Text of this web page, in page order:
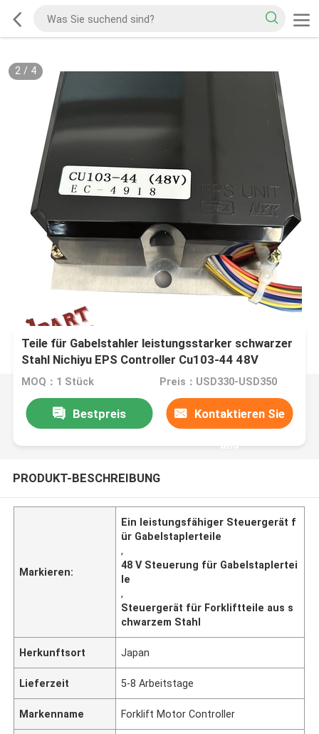
2/ 4
Teile für Gabelstahler leistungsstarker schwarzer
Stahl Nichiyu EPS Controller Cu103-44 48V
MOQ：1 Stück Preis：USD330-USD350
Bestpreis Kontaktieren Sie
uns
PRODUKT-BESCHREIBUNG
Markieren:
Ein leistungsfähiger Steuergerät f
ür Gabelstaplerteile
,
48 V Steuerung für Gabelstaplertei
le
,
Steuergerät für Forkliftteile aus s
chwarzem Stahl
Herkunftsort Japan
Lieferzeit 5-8 Arbeitstage
Markenname Forklift Motor Controller